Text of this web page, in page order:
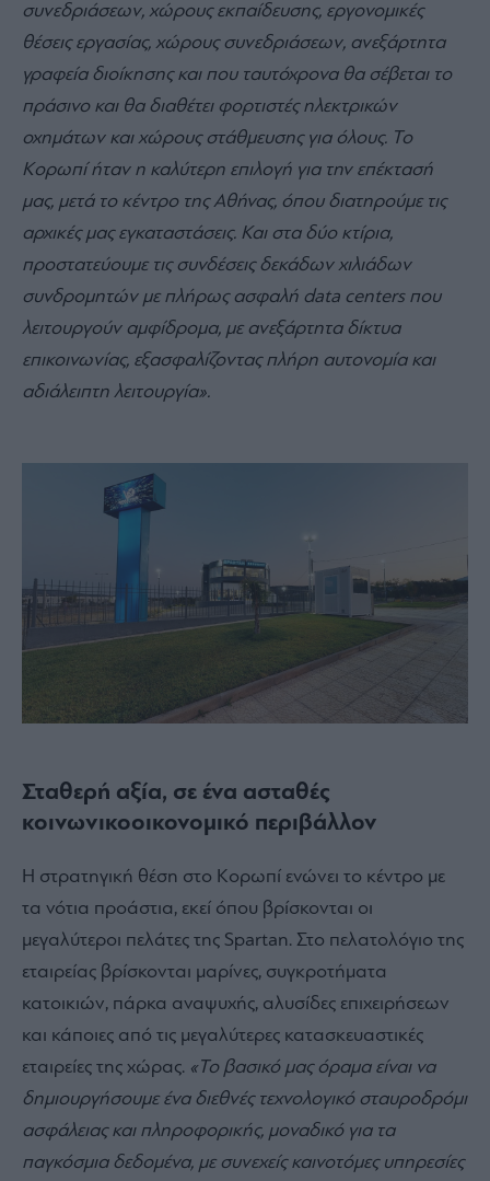
συνεδριάσεων, χώρους εκπαίδευσης, εργονομικές
θέσεις εργασίας, χώρους συνεδριάσεων, ανεξάρτητα
γραφεία διοίκησης και που ταυτόχρονα θα σέβεται το
πράσινο και θα διαθέτει φορτιστές ηλεκτρικών
οχημάτων και χώρους στάθμευσης για όλους. Το
Κορωπί ήταν η καλύτερη επιλογή για την επέκτασή
μας, μετά το κέντρο της Αθήνας, όπου διατηρούμε τις
αρχικές μας εγκαταστάσεις. Και στα δύο κτίρια,
προστατεύουμε τις συνδέσεις δεκάδων χιλιάδων
συνδρομητών με πλήρως ασφαλή data centers που
λειτουργούν αμφίδρομα, με ανεξάρτητα δίκτυα
επικοινωνίας, εξασφαλίζοντας πλήρη αυτονομία και
αδιάλειπτη λειτουργία».
Σταθερή αξία, σε ένα ασταθές
κοινωνικοοικονομικό περιβάλλον
Η στρατηγική θέση στο Κορωπί ενώνει το κέντρο με
τα νότια προάστια, εκεί όπου βρίσκονται οι
μεγαλύτεροι πελάτες της Spartan. Στο πελατολόγιο της
εταιρείας βρίσκονται μαρίνες, συγκροτήματα
κατοικιών, πάρκα αναψυχής, αλυσίδες επιχειρήσεων
και κάποιες από τις μεγαλύτερες κατασκευαστικές
εταιρείες της χώρας. «Το βασικό μας όραμα είναι να
δημιουργήσουμε ένα διεθνές τεχνολογικό σταυροδρόμι
ασφάλειας και πληροφορικής, μοναδικό για τα
παγκόσμια δεδομένα, με συνεχείς καινοτόμες υπηρεσίες